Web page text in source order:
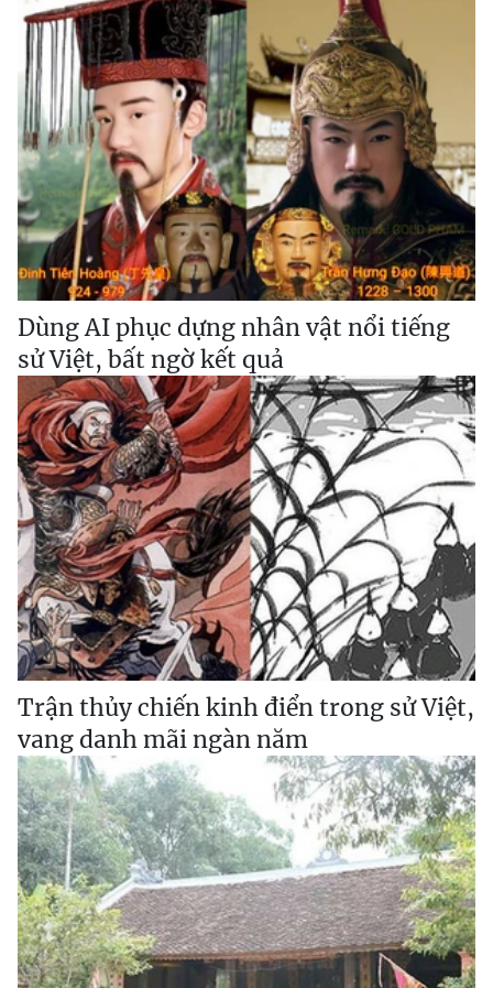
Dùng AI phục dựng nhân vật nổi tiếng
sử Việt, bất ngờ kết quả
Trận thủy chiến kinh điển trong sử Việt,
vang danh mãi ngàn năm